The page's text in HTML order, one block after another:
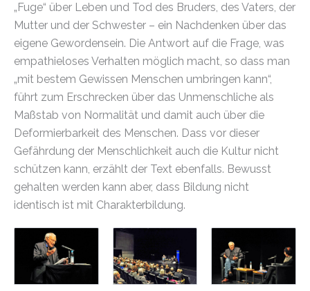
„Fuge“ über Leben und Tod des Bruders, des Vaters, der
Mutter und der Schwester – ein Nachdenken über das
eigene Gewordensein. Die Antwort auf die Frage, was
empathieloses Verhalten möglich macht, so dass man
„mit bestem Gewissen Menschen umbringen kann“,
führt zum Erschrecken über das Unmenschliche als
Maßstab von Normalität und damit auch über die
Deformierbarkeit des Menschen. Dass vor dieser
Gefährdung der Menschlichkeit auch die Kultur nicht
schützen kann, erzählt der Text ebenfalls. Bewusst
gehalten werden kann aber, dass Bildung nicht
identisch ist mit Charakterbildung.